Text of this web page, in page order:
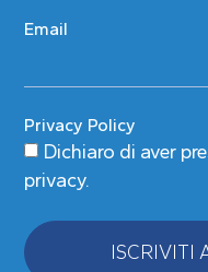
Email
Privacy Policy
Dichiaro di aver
privacy.
ISCRIVITI